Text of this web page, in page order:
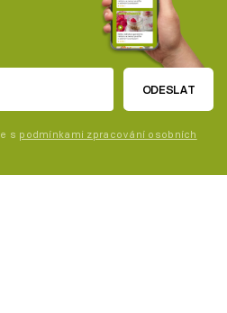
ODESLAT
s podmínkami zpracování osobních